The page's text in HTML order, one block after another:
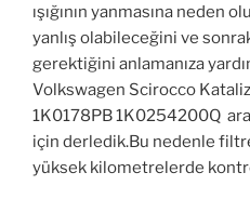
ışığının yanmasına neden
yanlış olabileceğini ve
gerektiğini anlamanıza
Volkswagen Scirocco
1K0178PB 1K0254200Q
için derledik.Bu nedenle
yüksek kilometrelerde